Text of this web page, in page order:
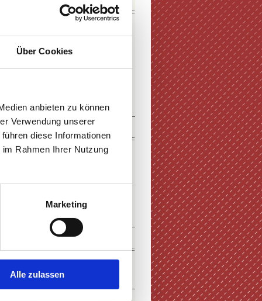
Über Cookies
anbieten zu können
Verwendung unserer
diese Informationen
Rahmen Ihrer Nutzung
Marketing
Alle zulassen
KURZFILM
SOCIAL MEDIA